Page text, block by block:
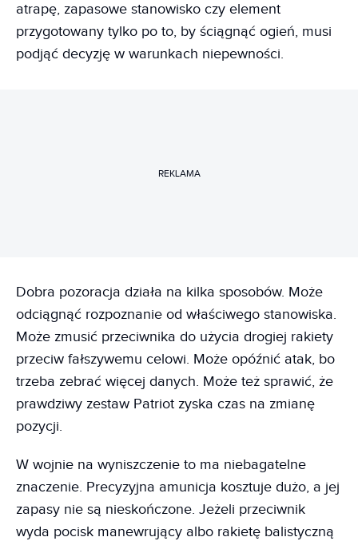
atrapę, zapasowe stanowisko czy element
przygotowany tylko po to, by ściągnąć ogień, musi
podjąć decyzję w warunkach niepewności.
REKLAMA
Dobra pozoracja działa na kilka sposobów. Może
odciągnąć rozpoznanie od właściwego stanowiska.
Może zmusić przeciwnika do użycia drogiej rakiety
przeciw fałszywemu celowi. Może opóźnić atak, bo
trzeba zebrać więcej danych. Może też sprawić, że
prawdziwy zestaw Patriot zyska czas na zmianę
pozycji.
W wojnie na wyniszczenie to ma niebagatelne
znaczenie. Precyzyjna amunicja kosztuje dużo, a jej
zapasy nie są nieskończone. Jeżeli przeciwnik
wyda pocisk manewrujący albo rakietę balistyczną